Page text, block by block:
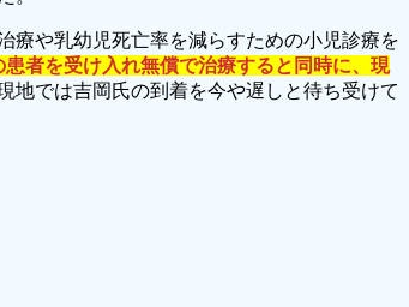
療や乳幼児死亡率を減らすための小児診療を
者を受け入れ無償で治療すると同時に、現
地では吉岡氏の到着を今や遅しと待ち受けて